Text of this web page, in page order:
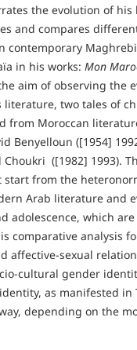
the evolution of
and compares
contemporary
in his works: Mon
aim of observing the
literature, two tales of
from Moroccan
Benyelloun ([1954]
Choukri ([1982] 1993).
start from the
Arab literature and
adolescence, which
comparative analysis
affective-sexual
cultural gender
as manifested
depending on the